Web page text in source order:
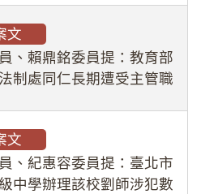
餘元，並長期收受建商餽
公共安全，圖利默許建商
文
、賴鼎銘委員提：教育部
制處同仁長期遭受主管職
」及「職業安全衛生法」
務人員
文
、紀惠容委員提：臺北市
中學辦理該校劉師涉犯數